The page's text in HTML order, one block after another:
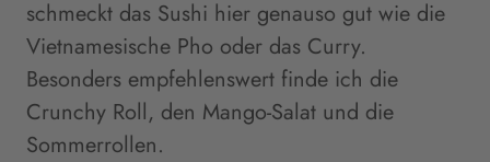
schmeckt das Sushi hier genauso gut wie die
Vietnamesische Pho oder das Curry.
Besonders empfehlenswert finde ich die
Crunchy Roll, den Mango-Salat und die
Sommerrollen.